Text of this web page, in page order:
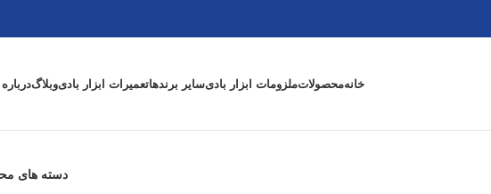
خانهمحصولاتملزومات ابزار بادیسایر برندهاتعمیرات ابزار بادیوبلاگ
دسته های